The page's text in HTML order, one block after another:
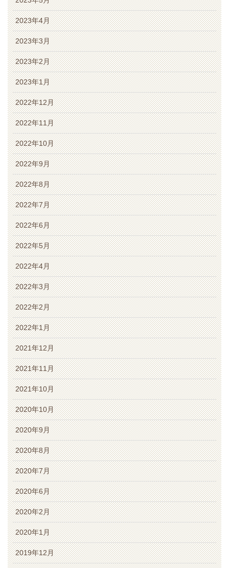
2023年4月
2023年3月
2023年2月
2023年1月
2022年12月
2022年11月
2022年10月
2022年9月
2022年8月
2022年7月
2022年6月
2022年5月
2022年4月
2022年3月
2022年2月
2022年1月
2021年12月
2021年11月
2021年10月
2020年10月
2020年9月
2020年8月
2020年7月
2020年6月
2020年2月
2020年1月
2019年12月